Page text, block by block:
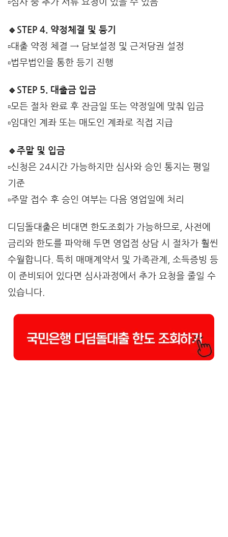
▫️심사 중 추가 서류 요청이 있을 수 있음
🔹STEP 4. 약정체결 및 등기
▫️대출 약정 체결 → 담보설정 및 근저당권 설정
▫️법무법인을 통한 등기 진행
🔹STEP 5. 대출금 입금
▫️모든 절차 완료 후 잔금일 또는 약정일에 맞춰 입금
▫️임대인 계좌 또는 매도인 계좌로 직접 지급
🔹주말 및 입금
▫️신청은 24시간 가능하지만 심사와 승인 통지는 평일
기준
▫️주말 접수 후 승인 여부는 다음 영업일에 처리
디딤돌대출은 비대면 한도조회가 가능하므로, 사전에
금리와 한도를 파악해 두면 영업점 상담 시 절차가 훨씬
수월합니다. 특히 매매계약서 및 가족관계, 소득증빙 등
이 준비되어 있다면 심사과정에서 추가 요청을 줄일 수
있습니다.